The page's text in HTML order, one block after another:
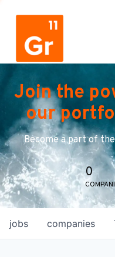
Join the
our
Become a part of
0
jobs companies